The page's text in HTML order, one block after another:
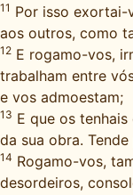
11 Por isso exortai-
aos outros, como
12 E rogamo-vos,
trabalham entre
e vos admoestam;
13 E que os
da sua obra.
14 Rogamo-vos,
desordeiros,